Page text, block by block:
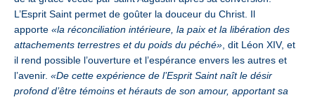
L’Esprit Saint permet de goûter la douceur du Christ. Il
apporte «la réconciliation intérieure, la paix et la libération des
attachements terrestres et du poids du péché» , dit Léon XIV, et
il rend possible l’ouverture et l’espérance envers les autres et
l’avenir. «De cette expérience de l’Esprit Saint naît le désir
profond d’être témoins et hérauts de son amour, apportant sa